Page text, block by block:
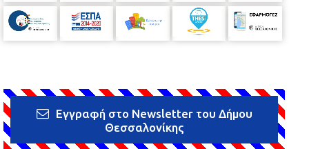
Εγγραφή στο Newsletter του Δήμου
Θεσσαλονίκης